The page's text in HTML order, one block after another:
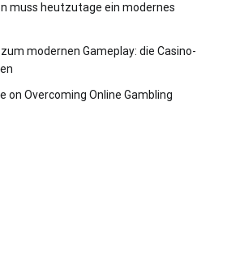
muss heutzutage ein modernes
modernen Gameplay: die Casino-
on Overcoming Online Gambling